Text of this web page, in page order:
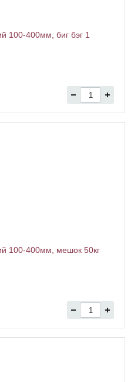
100-400мм, биг бэг 1
100-400мм, мешок 50кг